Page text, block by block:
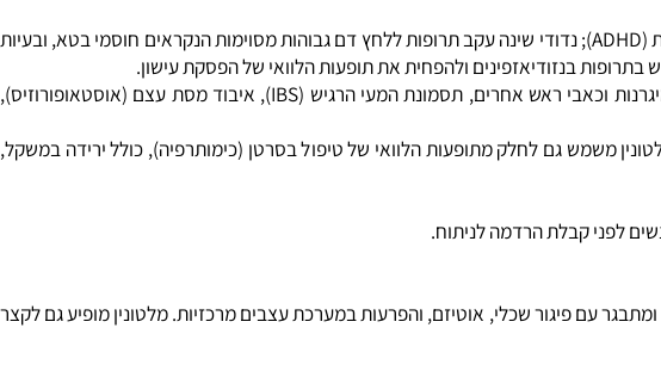
גורם לעייפות.
בלוח זמני עבודה (הפרעה במשמרות עבודה), ועוזר לאנשים עיוורים להקים ביום
מלטונין משמש גם לחוסר היכולת להירדם (נדודי שינה); תסמונת שלב שינה מושהה (DSPs); נדודי שינה קשור בקשב, והיפראקטיביות (ADHD); נדודי שינה עקב תרופות ללחץ דם גבוהות מסוימות הנקראים חוסמי בטא, ובעיות
בנזודיאזפינים ולהפחית את תופעות הלוואי של הפסקת עישון.
כמה אנשים משתמשים מלטונין למחלת אלצהיימר, צלצולים באוזניים, הדיכאון, תסמונת תשישות כרונית (CFS), פיברומיאלגיה, מיגרנות וכאבי ראש אחרים, תסמונת המעי הרגיש (IBS), איבוד מסת עצם (אוסטאופורוזיס),
גם לחלק מתופעות הלוואי של טיפול בסרטן (כימותרפיה), כולל ירידה במשקל,
קבלת הרדמה לניתוח.